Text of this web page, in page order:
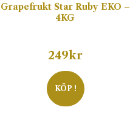
Grapefrukt Star Ruby EKO –
4KG
249kr
KÖP !